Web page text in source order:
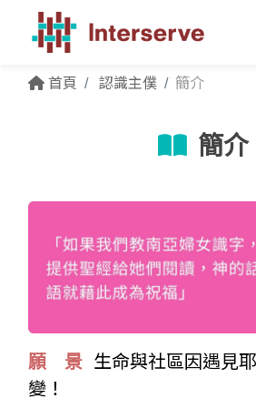
首頁 認識主僕 簡介
簡介
願 景 生命與社區因遇見
變！